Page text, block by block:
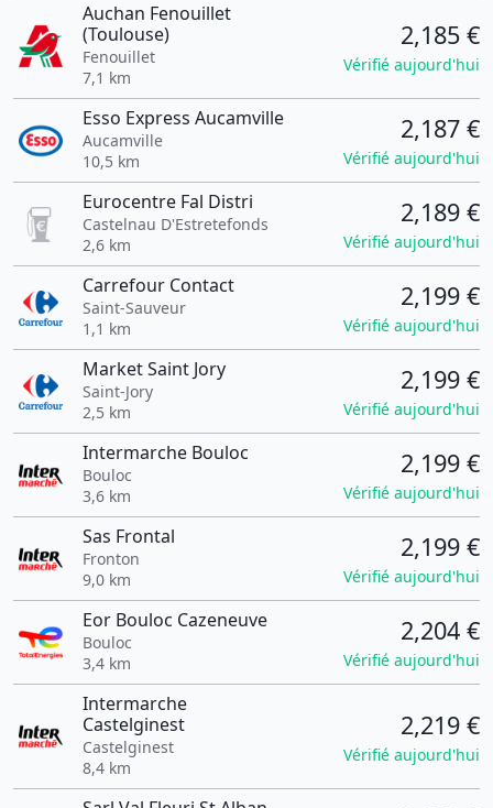
Auchan Fenouillet
(Toulouse)
Fenouillet
7,1 km
2,185 €
Vérifié aujourd'hui
Esso Express Aucamville
Aucamville
10,5 km
2,187 €
Vérifié aujourd'hui
Eurocentre Fal Distri
Castelnau D'Estretefonds
2,6 km
2,189 €
Vérifié aujourd'hui
Carrefour Contact
Saint-Sauveur
1,1 km
2,199 €
Vérifié aujourd'hui
Market Saint Jory
Saint-Jory
2,5 km
2,199 €
Vérifié aujourd'hui
Intermarche Bouloc
Bouloc
3,6 km
2,199 €
Vérifié aujourd'hui
Sas Frontal
Fronton
9,0 km
2,199 €
Vérifié aujourd'hui
Eor Bouloc Cazeneuve
Bouloc
3,4 km
2,204 €
Vérifié aujourd'hui
Intermarche
Castelginest
Castelginest
8,4 km
2,219 €
Vérifié aujourd'hui